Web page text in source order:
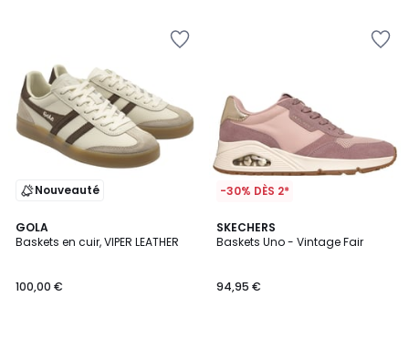
Nouveauté
GOLA
Baskets en cuir, VIPER LEATHER
100,00 €
-30% DÈS 2*
SKECHERS
Baskets Uno - Vintage Fair
94,95 €